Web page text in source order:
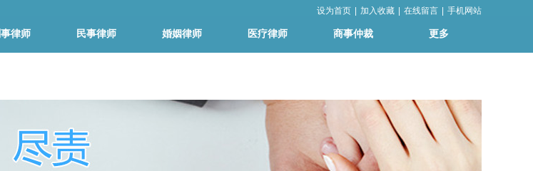
律师 民事律师 婚姻律师 医疗律师 商事仲裁 更多
设为首页 加入收藏 在线留言 手机网站